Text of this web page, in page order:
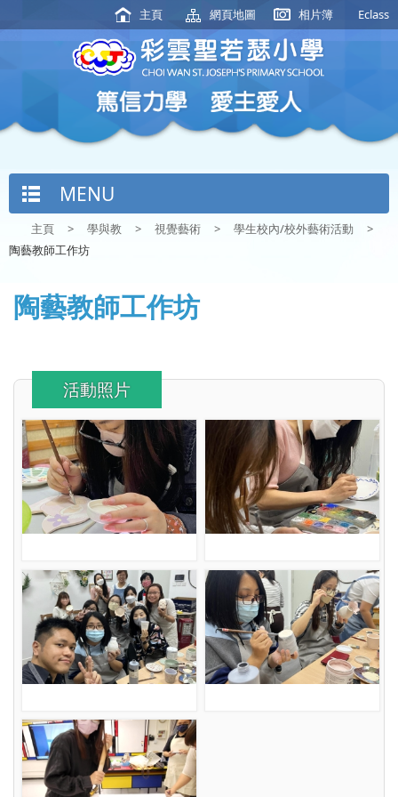
主頁 網頁地圖 相片簿 Eclass
MENU
主頁 > 學與教 > 視覺藝術 > 學生校內/校外藝術活動
>
陶藝教師工作坊
陶藝教師工作坊
活動照片